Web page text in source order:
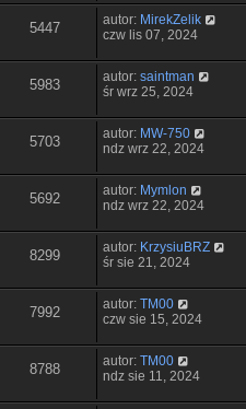
5447 autor: MirekZelik
czw lis 07, 2024
5983 autor:saintman
śr wrz 25, 2024
5703 autor: MW-750
ndz wrz 22, 2024
5692 autor: Mymlon
ndz wrz 22, 2024
8299 autor: KrzysiuBRZ
śr sie 21, 2024
7992 autor:TM00
czw sie 15, 2024
8788 autor:TM00
ndz sie 11, 2024